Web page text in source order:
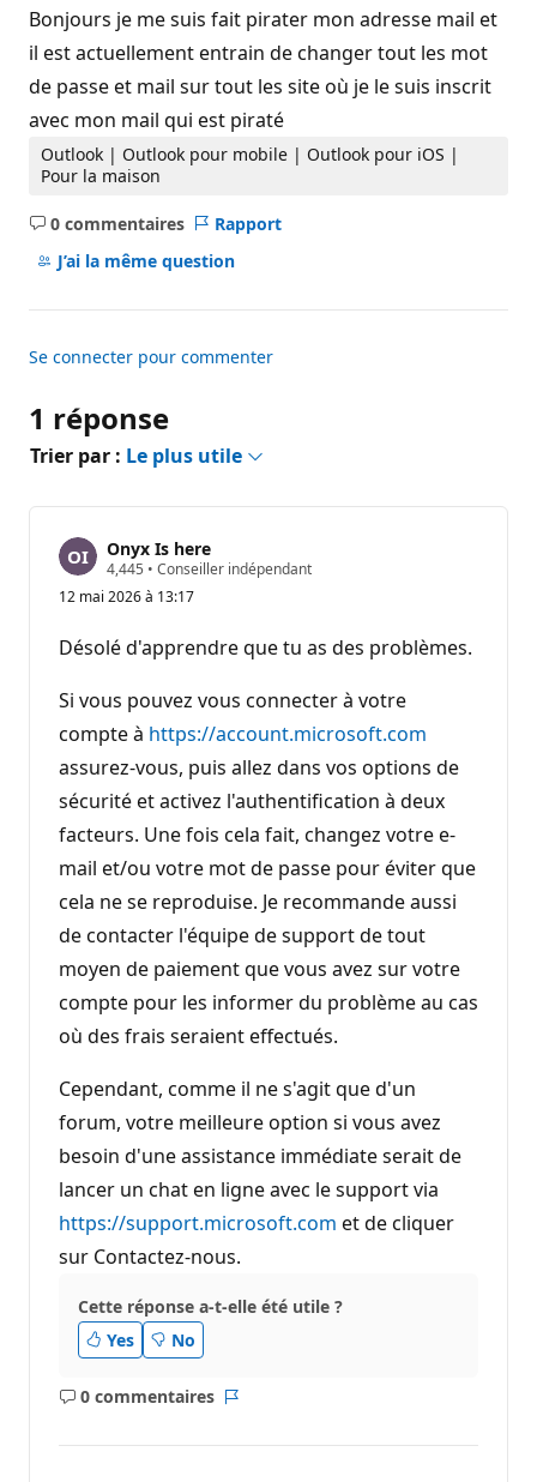
t
s
d
e
r
p
t
a
o
Bonjours je me suis fait pirater mon adresse mail et
il est actuellement entrain de changer tout les mot
de passe et mail sur tout les site où je le suis inscrit
avec mon mail qui est piraté
Outlook | Outlook pour mobile | Outlook pour iOS |
Pour la maison
0 commentaires
Aucun
commentaire
Rapport
J’ai la même question
Se connecter pour commenter
1 réponse
Trier par : Le plus utile
Onyx Is here
4,445 P
o
i
t
s
e
r
é
p
u
a
i
n
• Conseiller indépendant
12 mai 2026 à 13:17
Désolé d'apprendre que tu as des problèmes.
Si vous pouvez vous connecter à votre
compte à https://account.microsoft.com
assurez-vous, puis allez dans vos options de
sécurité et activez l'authentification à deux
facteurs. Une fois cela fait, changez votre e-
mail et/ou votre mot de passe pour éviter que
cela ne se reproduise. Je recommande aussi
de contacter l'équipe de support de tout
moyen de paiement que vous avez sur votre
compte pour les informer du problème au cas
où des frais seraient effectués.
Cependant, comme il ne s'agit que d'un
forum, votre meilleure option si vous avez
besoin d'une assistance immédiate serait de
lancer un chat en ligne avec le support via
https://support.microsoft.com et de cliquer
sur Contactez-nous.
Cette réponse a-t-elle été utile ?
Yes
No
0 commentaires
Aucun